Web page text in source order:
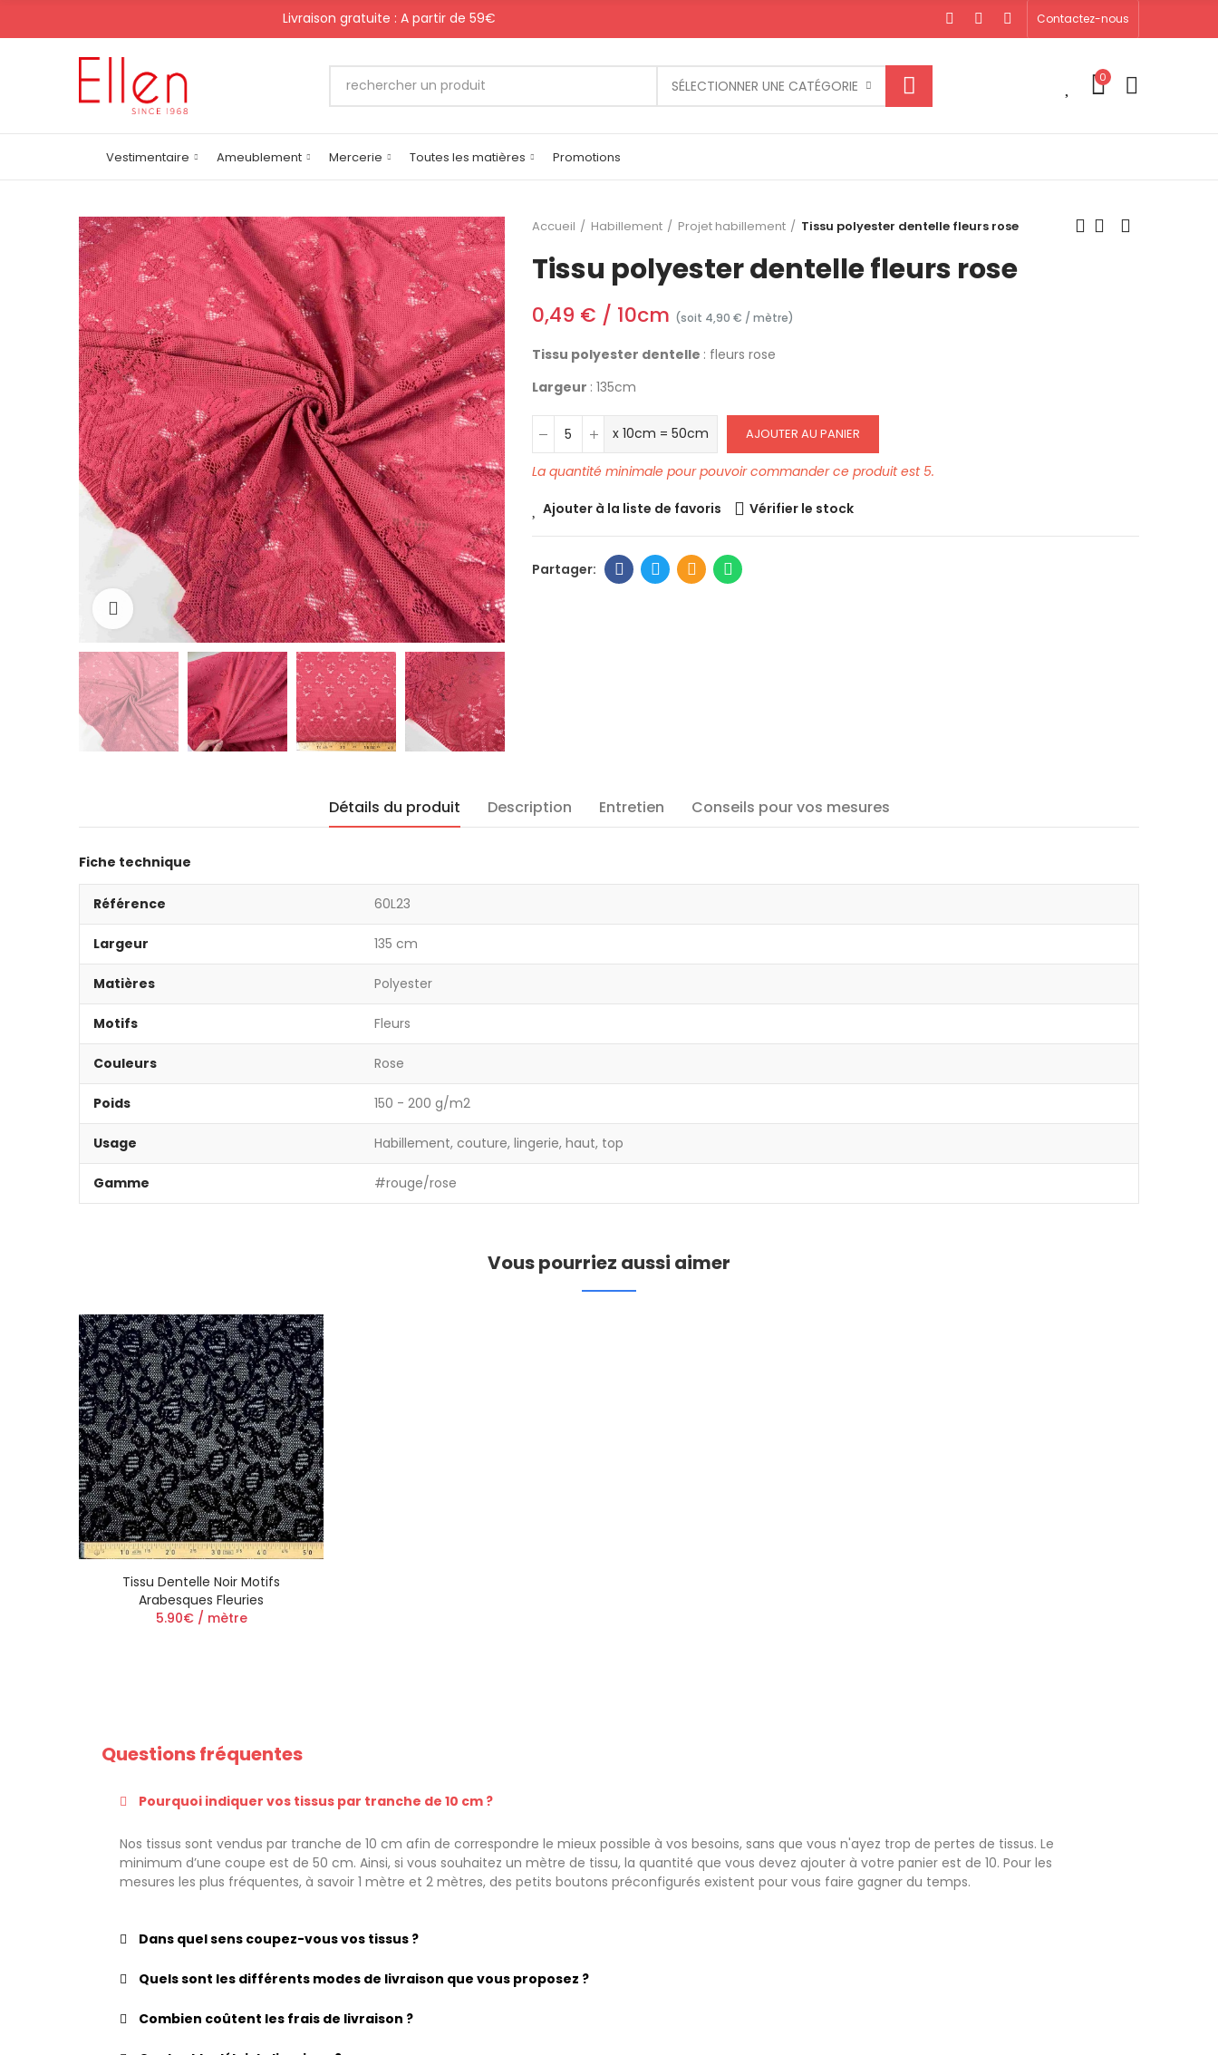
Livraison gratuite : A partir de 59€ Contactez-nous
SÉLECTIONNER UNE CATÉGORIE 0
Vestimentaire Ameublement Mercerie Toutes les matières Promotions
Cliquez pour agrandir
Accueil Habillement Projet habillement Tissu polyester dentelle fleurs rose
Tissu polyester dentelle fleurs rose
0,49 € / 10cm (soit 4,90 € / mètre)
Tissu polyester dentelle : fleurs rose
Largeur : 135cm
x 10cm = 50cm AJOUTER AU PANIER
La quantité minimale pour pouvoir commander ce produit est 5.
Ajouter à la liste de favoris Vérifier le stock
Détails du produit Description Entretien Conseils pour vos mesures
Fiche technique
Référence 60L23
Largeur 135 cm
Matières Polyester
Motifs Fleurs
Couleurs Rose
Poids 150 - 200 g/m2
Usage Habillement, couture, lingerie, haut, top
Gamme #rouge/rose
Vous pourriez aussi aimer
Tissu Dentelle Noir Motifs
Arabesques Fleuries
5.90€ / mètre
Questions fréquentes
Pourquoi indiquer vos tissus par tranche de 10 cm ?
Nos tissus sont vendus par tranche de 10 cm afin de correspondre le mieux possible à vos besoins, sans que vous n'ayez trop de pertes de tissus. Le
minimum d’une coupe est de 50 cm. Ainsi, si vous souhaitez un mètre de tissu, la quantité que vous devez ajouter à votre panier est de 10. Pour les
mesures les plus fréquentes, à savoir 1 mètre et 2 mètres, des petits boutons préconfigurés existent pour vous faire gagner du temps.
Dans quel sens coupez-vous vos tissus ?
Quels sont les différents modes de livraison que vous proposez ?
Combien coûtent les frais de livraison ?